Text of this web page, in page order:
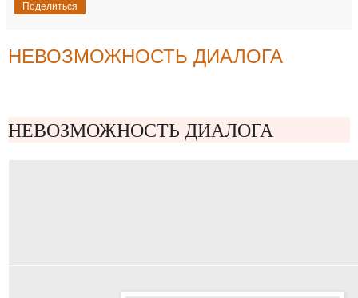
Поделиться
НЕВОЗМОЖНОСТЬ ДИАЛОГА
НЕВОЗМОЖНОСТЬ ДИАЛОГА